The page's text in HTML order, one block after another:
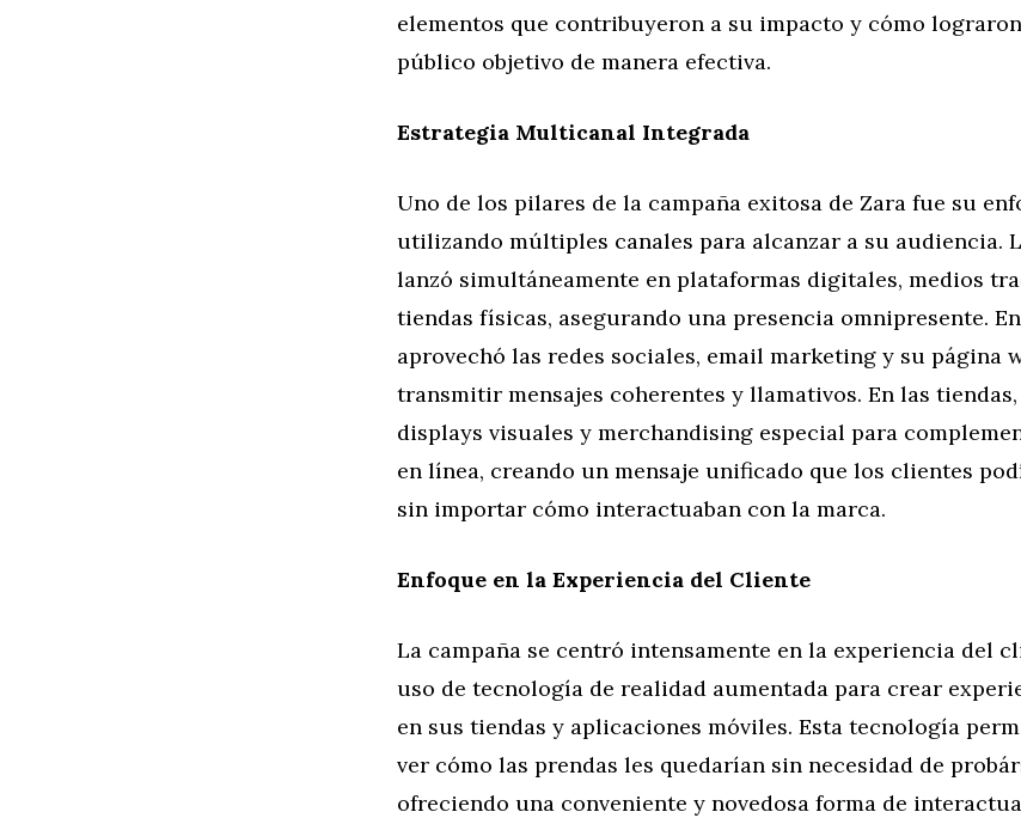
elementos que contribuyeron a su impacto y cómo
público objetivo de manera efectiva.
Estrategia Multicanal Integrada
Uno de los pilares de la campaña exitosa de Zara fue su
utilizando múltiples canales para alcanzar a su audiencia.
lanzó simultáneamente en plataformas digitales, medios
tiendas físicas, asegurando una presencia omnipresente.
aprovechó las redes sociales, email marketing y su página
transmitir mensajes coherentes y llamativos. En las
displays visuales y merchandising especial para
en línea, creando un mensaje unificado que los clientes
sin importar cómo interactuaban con la marca.
Enfoque en la Experiencia del Cliente
La campaña se centró intensamente en la experiencia del
uso de tecnología de realidad aumentada para crear
en sus tiendas y aplicaciones móviles. Esta tecnología
ver cómo las prendas les quedarían sin necesidad de
ofreciendo una conveniente y novedosa forma de